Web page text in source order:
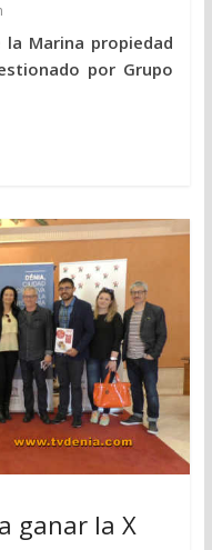
Marina propiedad
por Grupo
ganar la X